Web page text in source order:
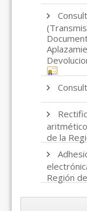
de la
Región